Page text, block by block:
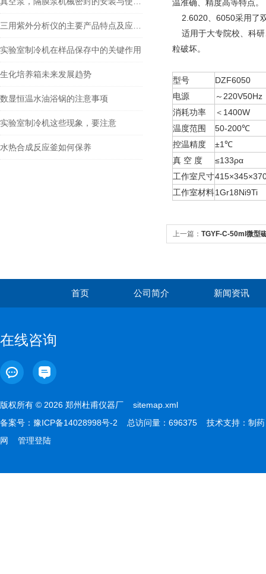
实验室制冷机在样品保存中的关键作用
生化培养箱未来发展趋势
数显恒温水油浴锅的注意事项
实验室制冷机这些现象，要注意
水热合成反应釜如何保养
温准确、精度高等特点。
2.6020、6050采用了
适用于大专院校、科研
粒破坏。
型号
DZF6050
电源
～220V50Hz
消耗功率
＜1400W
温度范围
50-200℃
控温精度
±1℃
真 空 度
≤133ρα
工作室尺寸
工作室材料1Gr18Ni9Ti
上一篇： TGYF-C-50ml微型
首页 公司简介 新闻资讯
在线咨询
版权所有 © 2026 郑州杜甫仪器厂 sitemap.xml
备案号： 豫ICP备14028998号-2 总访问量：696375 技术支持： 制药
网
管理登陆